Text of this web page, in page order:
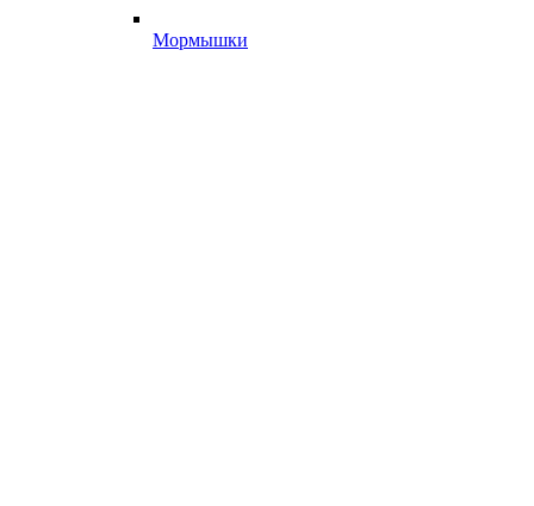
Мормышки